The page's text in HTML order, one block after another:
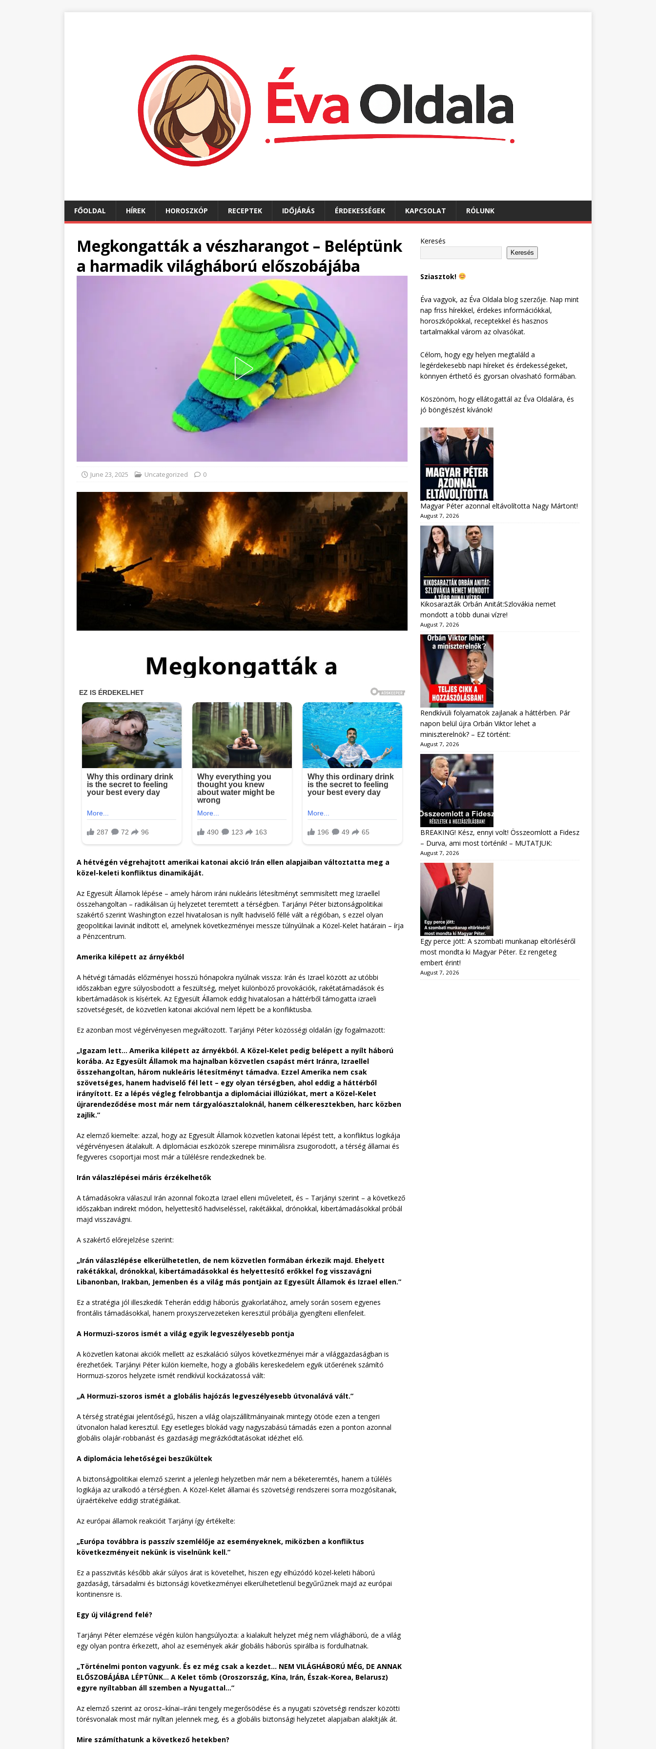
FŐOLDAL HÍREK HOROSZKÓP RECEPTEK IDŐJÁRÁS ÉRDEKESSÉGEK KAPCSOLAT RÓLUNK
Megkongatták a vészharangot – Beléptünk
a harmadik világháború előszobájába
June 23, 2025 Uncategorized 0
A hétvégén végrehajtott amerikai katonai akció Irán ellen alapjaiban változtatta meg a
közel-keleti konfliktus dinamikáját.
Az Egyesült Államok lépése – amely három iráni nukleáris létesítményt semmisített meg Izraellel
összehangoltan – radikálisan új helyzetet teremtett a térségben. Tarjányi Péter biztonságpolitikai
szakértő szerint Washington ezzel hivatalosan is nyílt hadviselő féllé vált a régióban, s ezzel olyan
geopolitikai lavinát indított el, amelynek következményei messze túlnyúlnak a Közel-Kelet határain – írja
a Pénzcentrum.
Amerika kilépett az árnyékból
A hétvégi támadás előzményei hosszú hónapokra nyúlnak vissza: Irán és Izrael között az utóbbi
időszakban egyre súlyosbodott a feszültség, melyet különböző provokációk, rakétatámadások és
kibertámadások is kísértek. Az Egyesült Államok eddig hivatalosan a háttérből támogatta izraeli
szövetségesét, de közvetlen katonai akcióval nem lépett be a konfliktusba.
Ez azonban most végérvényesen megváltozott. Tarjányi Péter közösségi oldalán így fogalmazott:
„Igazam lett… Amerika kilépett az árnyékból. A Közel-Kelet pedig belépett a nyílt háború
korába. Az Egyesült Államok ma hajnalban közvetlen csapást mért Iránra, Izraellel
összehangoltan, három nukleáris létesítményt támadva. Ezzel Amerika nem csak
szövetséges, hanem hadviselő fél lett – egy olyan térségben, ahol eddig a háttérből
irányított. Ez a lépés végleg felrobbantja a diplomáciai illúziókat, mert a Közel-Kelet
újrarendeződése most már nem tárgyalóasztaloknál, hanem célkeresztekben, harc közben
zajlik.”
Az elemző kiemelte: azzal, hogy az Egyesült Államok közvetlen katonai lépést tett, a konfliktus logikája
végérvényesen átalakult. A diplomáciai eszközök szerepe minimálisra zsugorodott, a térség államai és
fegyveres csoportjai most már a túlélésre rendezkednek be.
Irán válaszlépései máris érzékelhetők
A támadásokra válaszul Irán azonnal fokozta Izrael elleni műveleteit, és – Tarjányi szerint – a következő
időszakban indirekt módon, helyettesítő hadviseléssel, rakétákkal, drónokkal, kibertámadásokkal próbál
majd visszavágni.
A szakértő előrejelzése szerint:
„Irán válaszlépése elkerülhetetlen, de nem közvetlen formában érkezik majd. Ehelyett
rakétákkal, drónokkal, kibertámadásokkal és helyettesítő erőkkel fog visszavágni
Libanonban, Irakban, Jemenben és a világ más pontjain az Egyesült Államok és Izrael ellen.”
Ez a stratégia jól illeszkedik Teherán eddigi háborús gyakorlatához, amely során sosem egyenes
frontális támadásokkal, hanem proxyszervezeteken keresztül próbálja gyengíteni ellenfeleit.
A Hormuzi-szoros ismét a világ egyik legveszélyesebb pontja
A közvetlen katonai akciók mellett az eszkaláció súlyos következményei már a világgazdaságban is
érezhetőek. Tarjányi Péter külön kiemelte, hogy a globális kereskedelem egyik ütőerének számító
Hormuzi-szoros helyzete ismét rendkívül kockázatossá vált:
„A Hormuzi-szoros ismét a globális hajózás legveszélyesebb útvonalává vált.”
A térség stratégiai jelentőségű, hiszen a világ olajszállítmányainak mintegy ötöde ezen a tengeri
útvonalon halad keresztül. Egy esetleges blokád vagy nagyszabású támadás ezen a ponton azonnal
globális olajár-robbanást és gazdasági megrázkódtatásokat idézhet elő.
A diplomácia lehetőségei beszűkültek
A biztonságpolitikai elemző szerint a jelenlegi helyzetben már nem a béketeremtés, hanem a túlélés
logikája az uralkodó a térségben. A Közel-Kelet államai és szövetségi rendszerei sorra mozgósítanak,
újraértékelve eddigi stratégiáikat.
Az európai államok reakcióit Tarjányi így értékelte:
„Európa továbbra is passzív szemlélője az eseményeknek, miközben a konfliktus
következményeit nekünk is viselnünk kell.”
Ez a passzivitás később akár súlyos árat is követelhet, hiszen egy elhúzódó közel-keleti háború
gazdasági, társadalmi és biztonsági következményei elkerülhetetlenül begyűrűznek majd az európai
kontinensre is.
Egy új világrend felé?
Tarjányi Péter elemzése végén külön hangsúlyozta: a kialakult helyzet még nem világháború, de a világ
egy olyan pontra érkezett, ahol az események akár globális háborús spirálba is fordulhatnak.
„Történelmi ponton vagyunk. És ez még csak a kezdet… NEM VILÁGHÁBORÚ MÉG, DE ANNAK
ELŐSZOBÁJÁBA LÉPTÜNK… A Kelet tömb (Oroszország, Kína, Irán, Észak-Korea, Belarusz)
egyre nyíltabban áll szemben a Nyugattal…”
Az elemző szerint az orosz–kínai–iráni tengely megerősödése és a nyugati szövetségi rendszer közötti
törésvonalak most már nyíltan jelennek meg, és a globális biztonsági helyzetet alapjaiban alakítják át.
Mire számíthatunk a következő hetekben?
Keresés
Keresés
Sziasztok!
Éva vagyok, az Éva Oldala blog szerzője. Nap mint
nap friss hírekkel, érdekes információkkal,
horoszkópokkal, receptekkel és hasznos
tartalmakkal várom az olvasókat.
Célom, hogy egy helyen megtaláld a
legérdekesebb napi híreket és érdekességeket,
könnyen érthető és gyorsan olvasható formában.
Köszönöm, hogy ellátogattál az Éva Oldalára, és
jó böngészést kívánok!
Magyar Péter azonnal eltávolította Nagy Mártont!
August 7, 2026
Kikosarazták Orbán Anitát:Szlovákia nemet
mondott a több dunai vízre!
August 7, 2026
Rendkívüli folyamatok zajlanak a háttérben. Pár
napon belül újra Orbán Viktor lehet a
miniszterelnök? – EZ történt:
August 7, 2026
BREAKING! Kész, ennyi volt! Összeomlott a Fidesz
– Durva, ami most történik! – MUTATJUK:
August 7, 2026
Egy perce jött: A szombati munkanap eltörléséről
most mondta ki Magyar Péter. Ez rengeteg
embert érint!
August 7, 2026